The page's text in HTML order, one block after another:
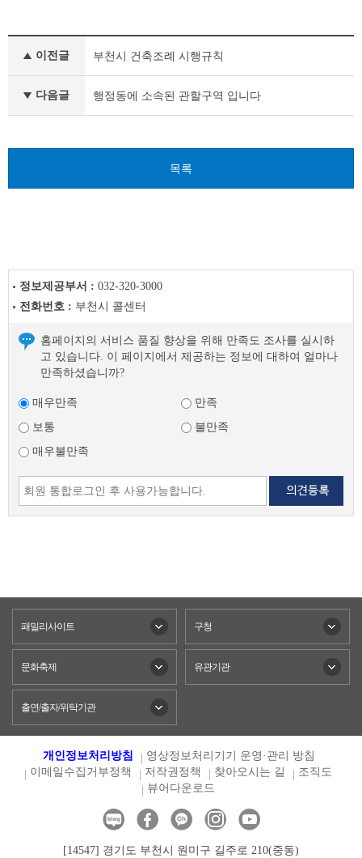
행
다
이전글 부천시 건축조례 시행규칙
다음글 행정동에 소속된 관할구역 입니다
목록
정보제공부서 : 032-320-3000
전화번호 : 부천시 콜센터
홈페이지의 서비스 품질 향상을 위해 만족도 조사를 실시하
고 있습니다. 이 페이지에서 제공하는 정보에 대하여 얼마나
만족하셨습니까?
매우만족
만족
보통
불만족
매우불만족
패밀리사이트 구청
문화축제 유관기관
출연/출자/위탁기관
개인정보처리방침
영상정보처리기기 운영·관리 방침
이메일수집거부정책
저작권정책 찾아오시는 길
조직도
뷰어다운로드
[14547] 경기도 부천시 원미구 길주로 210(중동)